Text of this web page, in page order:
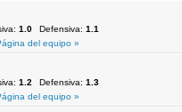
1.0 Defensiva: 1.1
del equipo »
1.2 Defensiva: 1.3
del equipo »